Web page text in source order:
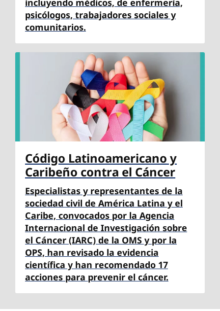
incluyendo médicos, de enfermería,
psicólogos, trabajadores sociales y
comunitarios.
Código Latinoamericano y
Caribeño contra el Cáncer
Especialistas y representantes de la
sociedad civil de América Latina y el
Caribe, convocados por la Agencia
Internacional de Investigación sobre
el Cáncer (IARC) de la OMS y por la
OPS, han revisado la evidencia
científica y han recomendado 17
acciones para prevenir el cáncer.